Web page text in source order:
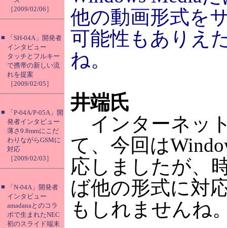
［2009/02/06］
■
「SH-04A」開発者
インタビュー
タッチとフルキー
で携帯の新しい流
れを提案
［2009/02/05］
■
「P-04A/P-05A」開
発者インタビュー
薄さ9.8mmにこだ
わりながらGSMに
対応
［2009/02/03］
■
「N-04A」開発者
インタビュー
amadanaとのコラ
ボで生まれたNEC
初のスライド端末
他の動画形式を
可能性もありえ
ね。
井端氏
インターネッ
て、今回は
応しましたが、
ば他の形式に対
もしれませんね